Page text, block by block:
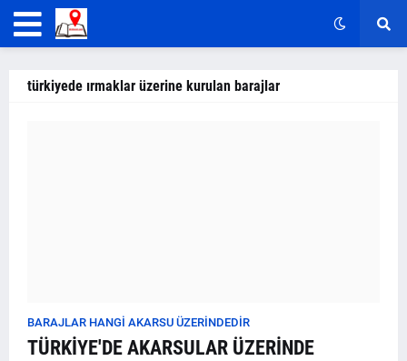
türkiyede ırmaklar üzerine kurulan barajlar
BARAJLAR HANGI AKARSU ÜZERINDEDIR
TÜRKİYE'DE AKARSULAR ÜZERİNDE